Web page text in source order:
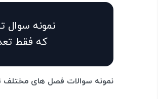
نمونه سوال
که فقط
نمونه سوالات فصل های مختلف